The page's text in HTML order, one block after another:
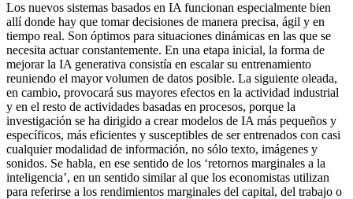
Los nuevos sistemas basados en IA funcionan especialmente bien
allí donde hay que tomar decisiones de manera precisa, ágil y en
tiempo real. Son óptimos para situaciones dinámicas en las que se
necesita actuar constantemente. En una etapa inicial, la forma de
mejorar la IA generativa consistía en escalar su entrenamiento
reuniendo el mayor volumen de datos posible. La siguiente oleada,
en cambio, provocará sus mayores efectos en la actividad industrial
y en el resto de actividades basadas en procesos, porque la
investigación se ha dirigido a crear modelos de IA más pequeños y
específicos, más eficientes y susceptibles de ser entrenados con casi
cualquier modalidad de información, no sólo texto, imágenes y
sonidos. Se habla, en ese sentido de los ‘retornos marginales a la
inteligencia’, en un sentido similar al que los economistas utilizan
para referirse a los rendimientos marginales del capital, del trabajo o